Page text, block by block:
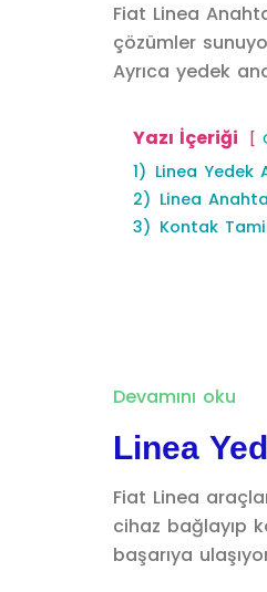
Fiat Linea
çözümler
Ayrıca yedek
Yazı İçeriği
1) Linea Yedek
2) Linea
3) Kontak
Devamını oku
Linea
Fiat Linea
cihaz bağlayıp
başarıya